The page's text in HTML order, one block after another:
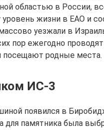
областью в России,
уровень жизни в ЕАО и
уезжали в
пор ежегодно
посещают родные места.
ИС-3
появился в
для памятника была